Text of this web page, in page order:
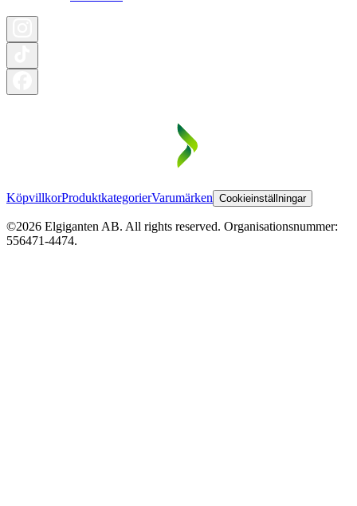
KöpvillkorProduktkategorierVarumärken Cookieinställningar
©2026 Elgiganten AB. All rights reserved. Organisationsnummer:
556471-4474.